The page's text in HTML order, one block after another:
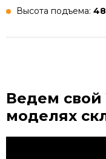
Высота подъема:
Ведем свой
моделях